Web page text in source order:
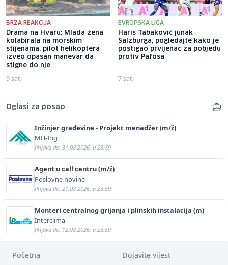
BRZA REAKCIJA
Drama na Hvaru: Mlada žena
kolabirala na morskim
stijenama, pilot helikoptera
izveo opasan manevar da
stigne do nje
9 sati
EVROPSKA LIGA
Haris Tabaković junak
Salzburga, pogledajte kako je
postigao prvijenac za pobjedu
protiv Pafosa
7 sati
Oglasi za posao
Inžinjer građevine - Projekt menadžer (m/ž)
MH-Ing
Prijava do: 31.08.2026. u 23:59
Agent u call centru (m/ž)
Poslovne novine
Prijava do: 21.08.2026. u 23:59
Monteri centralnog grijanja i plinskih instalacija (m)
Interclima
Prijava do: 12.08.2026. u 23:59
Početna Dojavite vijest